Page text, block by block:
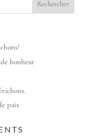
bonheur
paix